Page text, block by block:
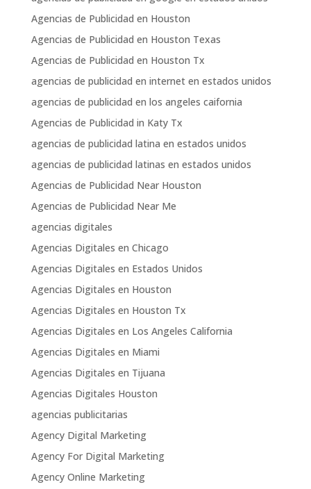
Agencias de Publicidad en Houston
Agencias de Publicidad en Houston Texas
Agencias de Publicidad en Houston Tx
agencias de publicidad en internet en estados unidos
agencias de publicidad en los angeles caifornia
Agencias de Publicidad in Katy Tx
agencias de publicidad latina en estados unidos
agencias de publicidad latinas en estados unidos
Agencias de Publicidad Near Houston
Agencias de Publicidad Near Me
agencias digitales
Agencias Digitales en Chicago
Agencias Digitales en Estados Unidos
Agencias Digitales en Houston
Agencias Digitales en Houston Tx
Agencias Digitales en Los Angeles California
Agencias Digitales en Miami
Agencias Digitales en Tijuana
Agencias Digitales Houston
agencias publicitarias
Agency Digital Marketing
Agency For Digital Marketing
Agency Online Marketing